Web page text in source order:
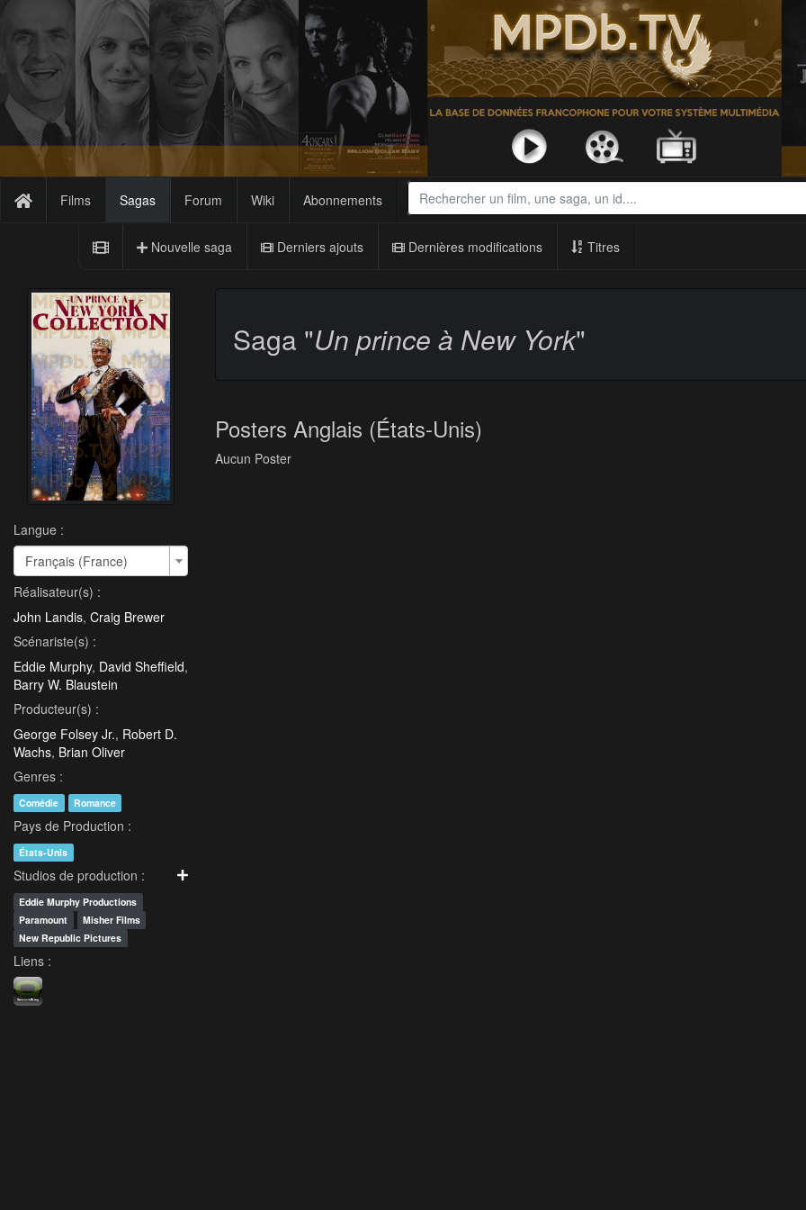
Films Sagas Forum Wiki Abonnements
Nouvelle saga Derniers ajouts Dernières modifications Titres
Langue :
Français (France)
Réalisateur(s) :
John Landis, Craig Brewer
Scénariste(s) :
Eddie Murphy, David Sheffield,
Barry W. Blaustein
Producteur(s) :
George Folsey Jr., Robert D.
Wachs, Brian Oliver
Genres :
Comédie Romance
Pays de Production :
États-Unis
Studios de production :
Eddie Murphy Productions
Paramount
Misher Films
New Republic Pictures
Liens :
Saga "Un prince à New York"
Posters Anglais (États-Unis)
Aucun Poster